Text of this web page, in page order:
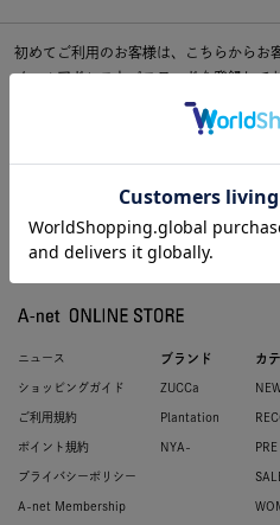
初めてご利用のお客様は、こちらからお
メールアドレスとパスワードを登録して
ニュース
ショッピングガイド
ご利用規約
ポイント規約
プライバシーポリシー
A-net Membership
ブランド
ZUCCa
Plantation
NYA-
カ